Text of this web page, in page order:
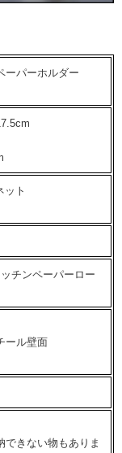
ーパーホルダー
ット
チンペーパーロー
ール壁面
きない物もありま